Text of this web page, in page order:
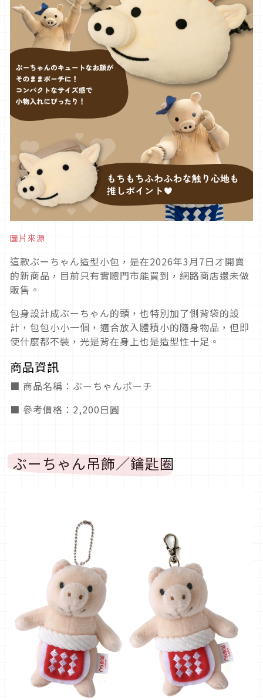
圖片來源
這款ぶーちゃん造型小包，是在2026年3月7日才開賣
的新商品，目前只有實體門市能買到，網路商店還未做
販售。
包身設計成ぶーちゃん的頭，也特別加了側背袋的設
計，包包小小一個，適合放入體積小的隨身物品，但即
使什麼都不裝，光是背在身上也是造型性十足。
商品資訊
■ 商品名稱：ぶーちゃんポーチ
■ 參考價格：2,200日圓
ぶーちゃん吊飾／鑰匙圈